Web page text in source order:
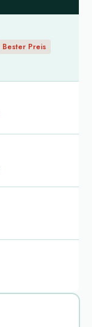
Bester Preis